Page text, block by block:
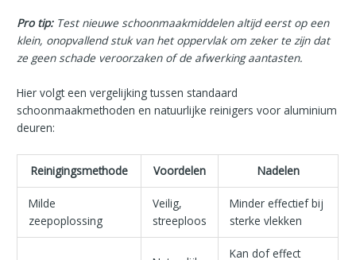
Pro tip: Test nieuwe schoonmaakmiddelen altijd eerst op een
klein, onopvallend stuk van het oppervlak om zeker te zijn dat
ze geen schade veroorzaken of de afwerking aantasten.
Hier volgt een vergelijking tussen standaard
schoonmaakmethoden en natuurlijke reinigers voor aluminium
deuren:
Reinigingsmethode Voordelen Nadelen
Milde
zeepoplossing
Veilig,
streeploos
Minder effectief bij
sterke vlekken
Kan dof effect